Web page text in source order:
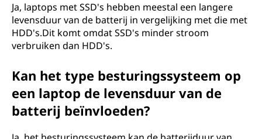
Ja, laptops met SSD's hebben meestal een langere
levensduur van de batterij in vergelijking met die met
HDD's.Dit komt omdat SSD's minder stroom
verbruiken dan HDD's.
Kan het type besturingssysteem op
een laptop de levensduur van de
batterij beïnvloeden?